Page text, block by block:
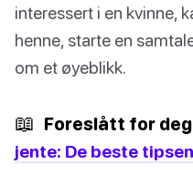
interessert i en kvinne,
henne, starte en
om et øyeblikk.
📖 Foreslått for
jente: De beste